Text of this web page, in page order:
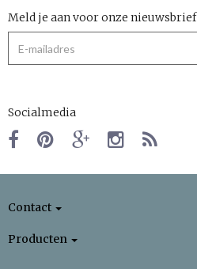
Meld je aan voor onze nieuwsbrief
Socialmedia
Contact
Producten